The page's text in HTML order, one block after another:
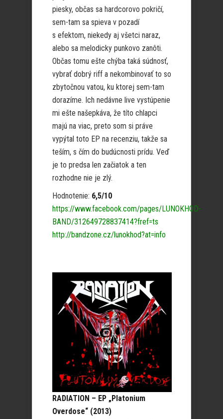
piesky, občas sa hardcorovo pokričí,
sem-tam sa spieva v pozadí
s efektom, niekedy aj všetci naraz,
alebo sa melodicky punkovo zanôti.
Občas tomu ešte chýba taká súdnosť,
vybrať dobrý riff a nekombinovať to so
zbytočnou vatou, ku ktorej sem-tam
dorazíme. Ich nedávne live vystúpenie
mi ešte našepkáva, že títo chlapci
majú na viac, preto som si práve
vypýtal toto EP na recenziu, takže sa
teším, s čím do budúcnosti prídu. Veď
je to predsa len začiatok a ten
rozhodne nie je zlý.
Hodnotenie: 6,5/10
https://www.facebook.com/pages/LUNOKHOD-
BAND/312649728837414?fref=ts
http://bandzone.cz/lunokhod?at=info
RADIATION – EP „Platonium
Overdose“ (2013)